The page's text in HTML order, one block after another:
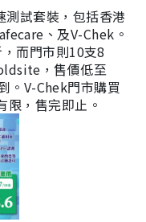
試套裝，包括香港
、及V-Chek。
而門市則10支8
，售價低至
。V-Chek門市購買
限，售完即止。